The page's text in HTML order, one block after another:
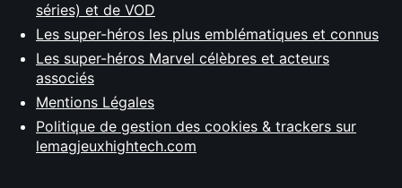
séries) et de VOD
Les super-héros les plus emblématiques et connus
Les super-héros Marvel célèbres et acteurs
associés
Mentions Légales
Politique de gestion des cookies & trackers sur
lemagjeuxhightech.com